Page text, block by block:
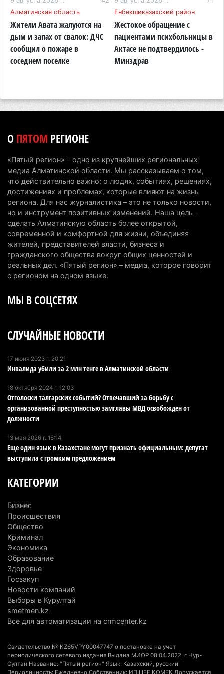
образовательные гранты
7 августа 2026 г. 15:24
Онкопациентов в Алматинской области лечат в
морских контейнерах
отходы: пожар охватил 300 квадратных метров
увидеть долги своего дома в квитанциях за свет
7 августа 2026 г. 06:28 268
В Алматинской области отменили приговор за
наркотики из-за того, что подсудимому не дали
последнее слово
6 августа 2026 г. 17:04
Проезд по БАКАД резко подорожал: в
Алматинской области начали действовать новые
6 августа 2026 г. 14:36
сборы в Алматинскую область
Первый раз с ИИ в первый класс: казахстанских
интеллекту
6 августа 2026 г. 10:47
считают себя бедными
6 августа 2026 г. 09:52
полностью ликвидирован спустя три дня
6 августа 2026 г. 08:51
Минэкологии опровергло фото тигра возле села
в Алматинской области
5 августа 2026 г. 17:06
Казахстан стал лидером Центральной Азии в
мировом рейтинге благополучия
5 августа 2026 г. 13:55
Казахстан может начать выпуск экологичного
запустят в Алатау
5 августа 2026 г. 12:32 224
Алматинская область
Жители Авата жалуются на
дым и запах от свалок: ДЧС
сообщил о пожаре в
соседнем поселке
Енбекшиказахский район
Жестокое обращение с
пациентами психбольницы в
Актасе не подтвердилось -
Минздрав
ОПЯТОМ РЕГИОНЕ
«Пятый регион» – одно из крупнейших региональных
медиа Алматинской области. Мы рассказываем о том,
что действительно важно: о людях, событиях, решениях,
достижениях и проблемах, которые влияют на жизнь
региона. Для нас журналистика – это не только новости,
но и инструмент позитивных изменений. Наша цель –
сделать Алматинскую область более открытой,
современной и комфортной для жизни, объединяя
жителей, представителей власти, бизнеса и
гражданского общества вокруг общих ценностей и
реальных дел. «Пятый регион» – медиа, которое говорит
с регионом на одном языке.
МЫ В СОЦСЕТЯХ
СЛУЧАЙНЫЕ НОВОСТИ
17 июня 2023 г. 20:21
Инвалида убили за 2 млн тенге в Алматинской области
18 октября 2024 г. 12:03
Отголоски талгарских событий? Отвечавший за борьбу с
организованной преступностью замглавы МВД освобожден от
должности
13 мая 2026 г. 16:14
Еще один язык в Казахстане могут признать официальным: депутат
выступила с громким предложением
КАТЕГОРИИ
Бизнес
Происшествия
Общество
Криминал
Экономика
Образование
Здоровье
Госзакуп
Новости компаний
Выборы в Курултай
smetmen.kz
Все для автоматизации на crmcenter.kz
Свидетельство № KZ65VPY00047747 о постановке на учет
периодического сетевого издания Выдана МИОР 08.04.2022, г Нур-
Султан Название: "Пятый регион" Язык: Казахский, русский
Периодичность: Ежедневно Собственник: ИП LIFE KOMEK Допускается